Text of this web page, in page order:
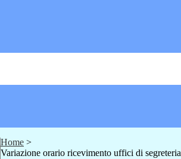
Home >
Variazione orario ricevimento uffici di segreteria